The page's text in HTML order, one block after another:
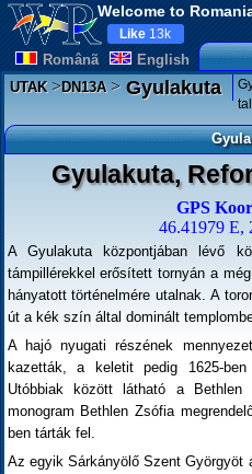
Welcome to
Românã English
Like 13k
UTAK>DN13A>Gyulakuta
Gyulakuta,
GPS
46.41979 E,
A Gyulakuta központjában lévő
támpillérekkel erősített tornyán a
hányatott történelmére utalnak. A
út a kék szín által dominált
A hajó nyugati részének
kazetták, a keletit pedig 1625-
Utóbbiak között látható a
monogram Bethlen Zsófia
ben tárták fel.
Az egyik Sárkányölő Szent Györgyöt